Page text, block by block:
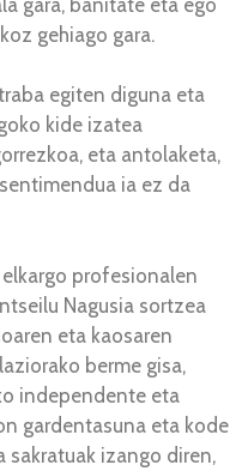
gehiago gara.
egiten diguna eta
kide izatea
eta antolaketa,
ia ez da
profesionalen
Nagusia sortzea
eta kaosaren
berme gisa,
independente eta
gardentasuna eta kode
sakratuak izango diren,